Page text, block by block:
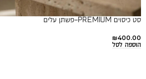
סט כיסוים PREMIUM-פשתן עלים
₪400.00
הוספה לסל